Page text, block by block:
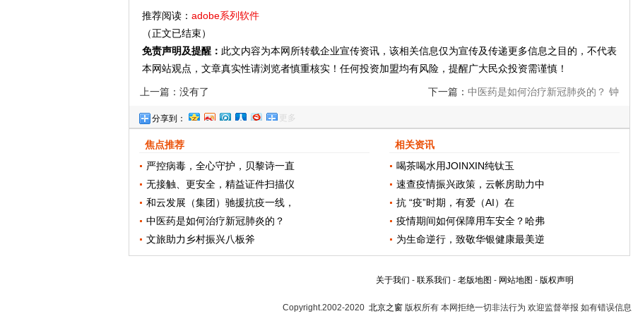
推荐阅读： adobe系列软件
（正文已结束）
免责声明及提醒： 此文内容为本网所转载企业宣传资讯，该相关信息仅为宣传及传递更多信息之目的，不代表
本网站观点，文章真实性请浏览者慎重核实！任何投资加盟均有风险，提醒广大民众投资需谨慎！
上一篇：没有了 下一篇： 中医药是如何治疗新冠肺炎的？ 钟
分享到： 更多
焦点推荐
严控病毒，全心守护，贝黎诗一直
无接触、更安全，精益证件扫描仪
和云发展（集团）驰援抗疫一线，
中医药是如何治疗新冠肺炎的？
文旅助力乡村振兴八板斧
相关资讯
喝茶喝水用JOINXIN纯钛玉
速查疫情振兴政策，云帐房助力中
抗 “疫”时期，有爱（AI）在
疫情期间如何保障用车安全？哈弗
为生命逆行，致敬华银健康最美逆
关于我们 - 联系我们 - 老版地图 - 网站地图 - 版权声明
Copyright.2002-2020 北京之窗版权所有 本网拒绝一切非法行为 欢迎监督举报 如有错误信